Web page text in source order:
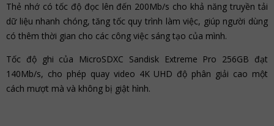
Thẻ nhớ có tốc độ đọc lên đến 200Mb/s cho khả năng truyền tải
dữ liệu nhanh chóng, tăng tốc quy trình làm việc, giúp người dùng
có thêm thời gian cho các công việc sáng tạo của mình.
Tốc độ ghi của MicroSDXC Sandisk Extreme Pro 256GB đạt
140Mb/s, cho phép quay video 4K UHD độ phân giải cao một
cách mượt mà và không bị giật hình.